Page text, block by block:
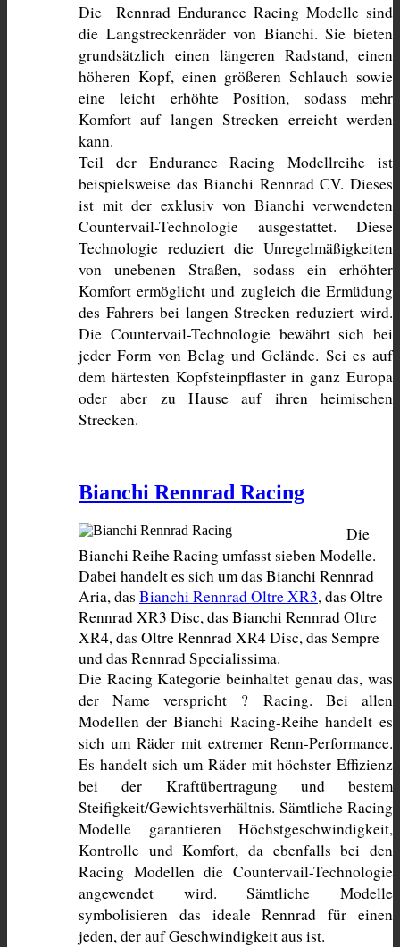
Die  Rennrad Endurance Racing Modelle sind
die Langstreckenräder von Bianchi. Sie bieten
grundsätzlich einen längeren Radstand, einen
höheren Kopf, einen größeren Schlauch sowie
eine leicht erhöhte Position, sodass mehr
Komfort auf langen Strecken erreicht werden
kann.
Teil der Endurance Racing Modellreihe ist
beispielsweise das Bianchi Rennrad CV. Dieses
ist mit der exklusiv von Bianchi verwendeten
Countervail-Technologie ausgestattet. Diese
Technologie reduziert die Unregelmäßigkeiten
von unebenen Straßen, sodass ein erhöhter
Komfort ermöglicht und zugleich die Ermüdung
des Fahrers bei langen Strecken reduziert wird.
Die Countervail-Technologie bewährt sich bei
jeder Form von Belag und Gelände. Sei es auf
dem härtesten Kopfsteinpflaster in ganz Europa
oder aber zu Hause auf ihren heimischen
Strecken.
Bianchi Rennrad Racing
Die
Bianchi Reihe Racing umfasst sieben Modelle.
Dabei handelt es sich um das Bianchi Rennrad
Aria, das Bianchi Rennrad Oltre XR3, das Oltre
Rennrad XR3 Disc, das Bianchi Rennrad Oltre
XR4, das Oltre Rennrad XR4 Disc, das Sempre
und das Rennrad Specialissima.
Die Racing Kategorie beinhaltet genau das, was
der Name verspricht ? Racing. Bei allen
Modellen der Bianchi Racing-Reihe handelt es
sich um Räder mit extremer Renn-Performance.
Es handelt sich um Räder mit höchster Effizienz
bei der Kraftübertragung und bestem
Steifigkeit/Gewichtsverhältnis. Sämtliche Racing
Modelle garantieren Höchstgeschwindigkeit,
Kontrolle und Komfort, da ebenfalls bei den
Racing Modellen die Countervail-Technologie
angewendet wird. Sämtliche Modelle
symbolisieren das ideale Rennrad für einen
jeden, der auf Geschwindigkeit aus ist.